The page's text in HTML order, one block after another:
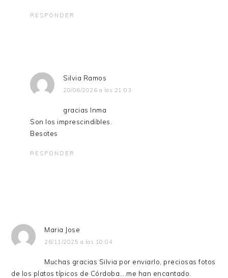
RESPONDER
Silvia Ramos
20/06/2026 a las 21:03
gracias Inma
Son los imprescindibles.
Besotes
RESPONDER
Maria Jose
26/11/2025 a las 10:04
Muchas gracias Silvia por enviarlo, preciosas fotos
de los platos típicos de Córdoba….me han encantado.